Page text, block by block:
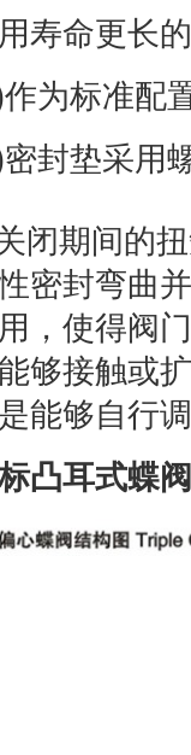
寿命更长
为标准配
封垫采用
闭期间的
密封弯曲
，使得阀
够接触或
能够自行
凸耳式蝶